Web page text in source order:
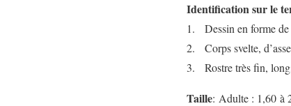
Identification sur le
1. Dessin en forme de
2. Corps svelte,
3. Rostre très fin,
Taille: Adulte : 1,60 à